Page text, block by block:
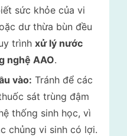
sức khỏe của vi
dư thừa bùn đều
trình xử lý nước
nghệ AAO.
vào: Tránh để các
sát trùng đậm
thống sinh học, vì
chủng vi sinh có lợi.